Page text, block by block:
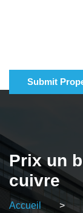
Submit
Prix un
cuivre
Accueil >